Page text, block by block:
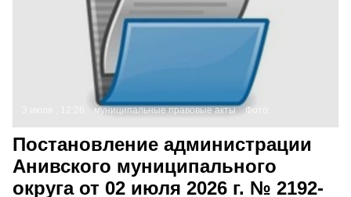
муниципальные правовые акты Фото:
Постановление администрации
Анивского муниципального
округа от 02 июля 2026 г. № 2192-